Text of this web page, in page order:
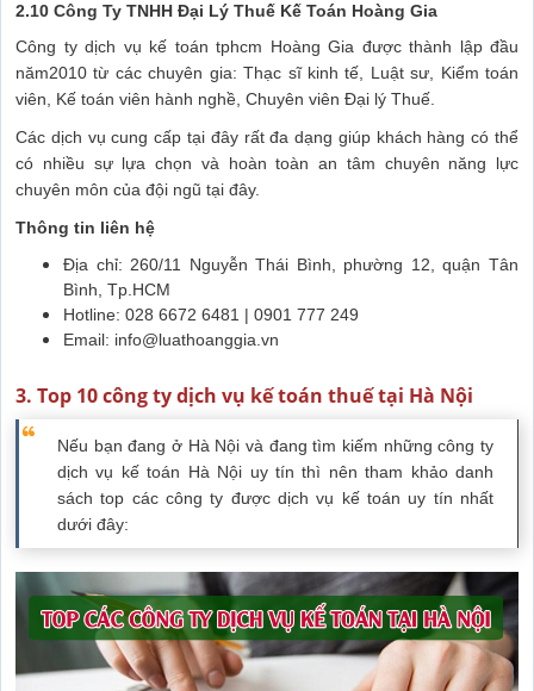
2.10 Công Ty TNHH Đại Lý Thuế Kế Toán Hoàng Gia
Công ty dịch vụ kế toán tphcm Hoàng Gia được thành lập đầu
năm2010 từ các chuyên gia: Thạc sĩ kinh tế, Luật sư, Kiểm toán
viên, Kế toán viên hành nghề, Chuyên viên Đại lý Thuế.
Các dịch vụ cung cấp tại đây rất đa dạng giúp khách hàng có thể
có nhiều sự lựa chọn và hoàn toàn an tâm chuyên năng lực
chuyên môn của đội ngũ tại đây.
Thông tin liên hệ
Địa chỉ: 260/11 Nguyễn Thái Bình, phường 12, quận Tân
Bình, Tp.HCM
Hotline: 028 6672 6481 | 0901 777 249
Email: info@luathoanggia.vn
3. Top 10 công ty dịch vụ kế toán thuế tại Hà Nội
Nếu bạn đang ở Hà Nội và đang tìm kiếm những công ty
dịch vụ kế toán Hà Nội uy tín thì nên tham khảo danh
sách top các công ty được dịch vụ kế toán uy tín nhất
dưới đây: